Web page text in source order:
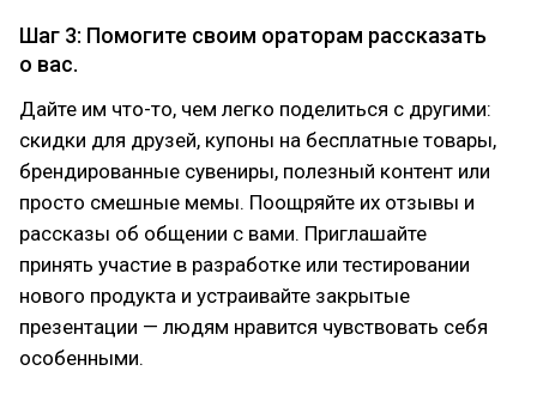
Шаг 3: Помогите своим ораторам рассказать
о вас.
Дайте им что-то, чем легко поделиться с другими:
скидки для друзей, купоны на бесплатные товары,
брендированные сувениры, полезный контент или
просто смешные мемы. Поощряйте их отзывы и
рассказы об общении с вами. Приглашайте
принять участие в разработке или тестировании
нового продукта и устраивайте закрытые
презентации — людям нравится чувствовать себя
особенными.